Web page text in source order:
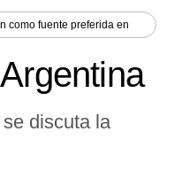
como fuente preferida en
discuta la